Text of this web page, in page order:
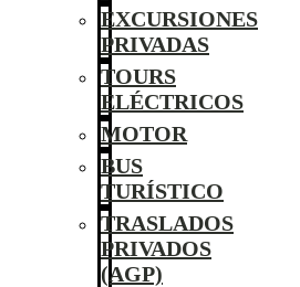
EXCURSIONES
PRIVADAS
TOURS
ELÉCTRICOS
MOTOR
BUS
TURÍSTICO
TRASLADOS
PRIVADOS
(AGP)